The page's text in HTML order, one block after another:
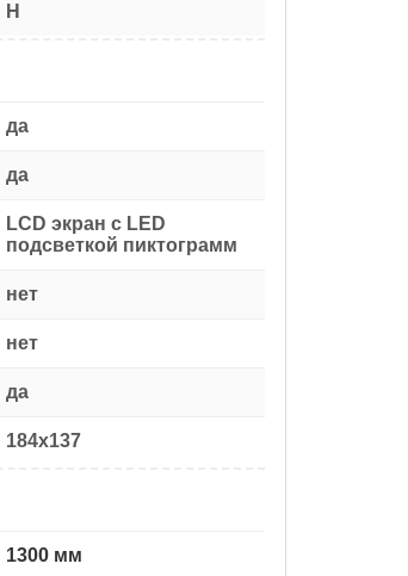
H
да
да
LCD экран с LED
подсветкой пиктограмм
нет
нет
да
184x137
1300 мм